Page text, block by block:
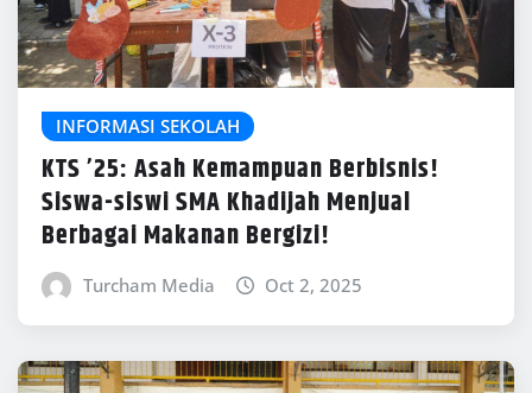
INFORMASI SEKOLAH
KTS ’25: Asah Kemampuan Berbisnis!
Siswa-siswi SMA Khadijah Menjual
Berbagai Makanan Bergizi!
Turcham Media Oct 2, 2025